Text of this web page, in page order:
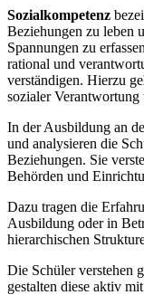
Sozialkompetenz
Beziehungen zu leben
Spannungen zu
rational und
verständigen. Hierzu
sozialer Verantwortung
In der Ausbildung an
und analysieren die
Beziehungen. Sie
Behörden und
Dazu tragen die
Ausbildung oder in
hierarchischen
Die Schüler verstehen
gestalten diese aktiv